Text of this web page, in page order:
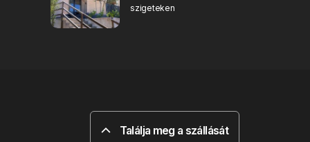
szigeteken
Találja meg a szállását